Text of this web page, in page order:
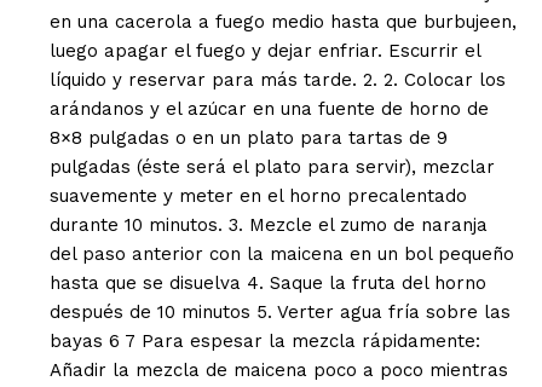
en una cacerola a fuego medio hasta que burbujeen,
luego apagar el fuego y dejar enfriar. Escurrir el
líquido y reservar para más tarde. 2. 2. Colocar los
arándanos y el azúcar en una fuente de horno de
8×8 pulgadas o en un plato para tartas de 9
pulgadas (éste será el plato para servir), mezclar
suavemente y meter en el horno precalentado
durante 10 minutos. 3. Mezcle el zumo de naranja
del paso anterior con la maicena en un bol pequeño
hasta que se disuelva 4. Saque la fruta del horno
después de 10 minutos 5. Verter agua fría sobre las
bayas 6 7 Para espesar la mezcla rápidamente:
Añadir la mezcla de maicena poco a poco mientras